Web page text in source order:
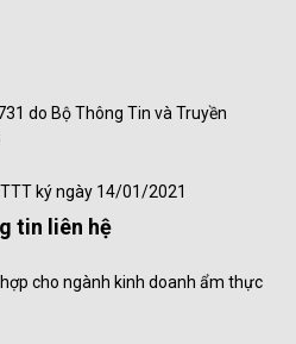
do Bộ Thông Tin và Truyền
ký ngày 14/01/2021
tin liên hệ
cho ngành kinh doanh ẩm thực